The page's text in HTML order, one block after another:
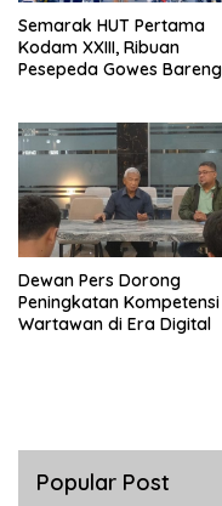
Semarak HUT Pertama
Kodam XXIII, Ribuan
Pesepeda Gowes Bareng
Dewan Pers Dorong
Peningkatan Kompetensi
Wartawan di Era Digital
Popular Post